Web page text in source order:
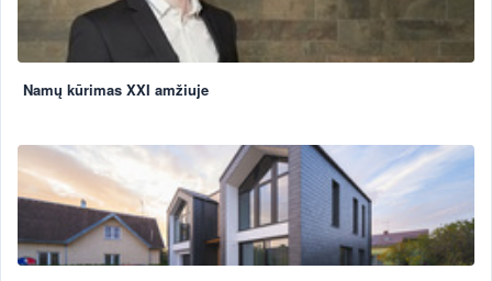
Namų kūrimas XXI amžiuje